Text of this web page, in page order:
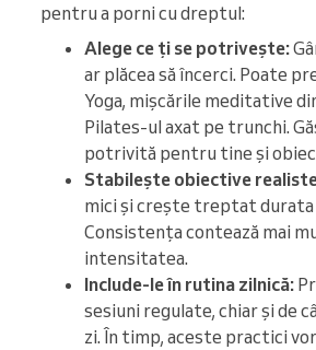
pentru a porni cu dreptul:
Alege ce ți se potrivește:
ar plăcea să încerci. Poate
Yoga, mișcările meditative
Pilates-ul axat pe trunchi.
potrivită pentru tine și
Stabilește obiective
mici și crește treptat
Consistența contează mai
intensitatea.
Include-le în rutina zilnică:
sesiuni regulate, chiar și de
zi. În timp, aceste practici